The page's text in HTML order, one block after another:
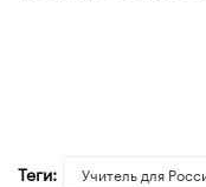
Теги: Учитель для